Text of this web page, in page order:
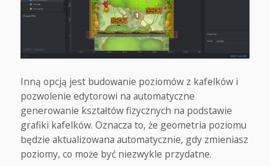
Inną opcją jest budowanie poziomów z kafelków i
pozwolenie edytorowi na automatyczne
generowanie kształtów fizycznych na podstawie
grafiki kafelków. Oznacza to, że geometria poziomu
będzie aktualizowana automatycznie, gdy zmieniasz
poziomy, co może być niezwykle przydatne.